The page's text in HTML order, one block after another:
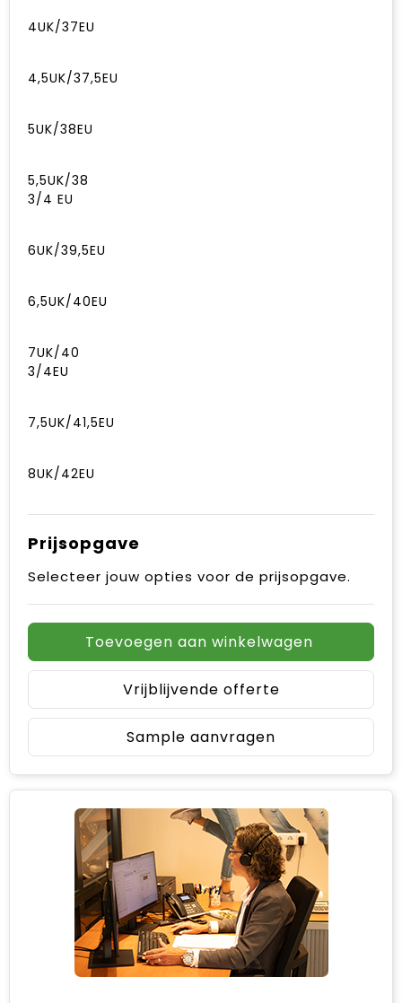
4UK/37EU
4,5UK/37,5EU
5UK/38EU
5,5UK/38
3/4 EU
6UK/39,5EU
6,5UK/40EU
7UK/40
3/4EU
7,5UK/41,5EU
8UK/42EU
Prijsopgave
Selecteer jouw opties voor de prijsopgave.
Toevoegen aan winkelwagen
Vrijblijvende offerte
Sample aanvragen